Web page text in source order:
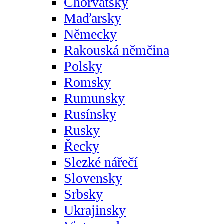
Maďarsky
Německy
Rakouská němčina
Polsky
Romsky
Rumunsky
Rusínsky
Rusky
Řecky
Slezké nářečí
Slovensky
Srbsky
Ukrajinsky